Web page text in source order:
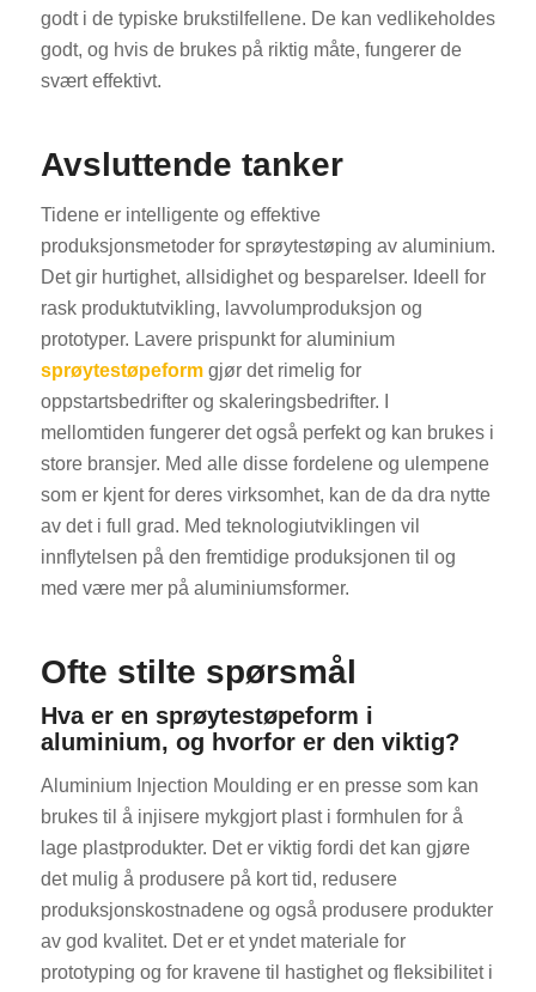
godt i de typiske brukstilfellene. De kan vedlikeholdes
godt, og hvis de brukes på riktig måte, fungerer de
svært effektivt.
Avsluttende tanker
Tidene er intelligente og effektive
produksjonsmetoder for sprøytestøping av aluminium.
Det gir hurtighet, allsidighet og besparelser. Ideell for
rask produktutvikling, lavvolumproduksjon og
prototyper. Lavere prispunkt for aluminium
sprøytestøpeformgjør det rimelig for
oppstartsbedrifter og skaleringsbedrifter. I
mellomtiden fungerer det også perfekt og kan brukes i
store bransjer. Med alle disse fordelene og ulempene
som er kjent for deres virksomhet, kan de da dra nytte
av det i full grad. Med teknologiutviklingen vil
innflytelsen på den fremtidige produksjonen til og
med være mer på aluminiumsformer.
Ofte stilte spørsmål
Hva er en sprøytestøpeform i
aluminium, og hvorfor er den viktig?
Aluminium Injection Moulding er en presse som kan
brukes til å injisere mykgjort plast i formhulen for å
lage plastprodukter. Det er viktig fordi det kan gjøre
det mulig å produsere på kort tid, redusere
produksjonskostnadene og også produsere produkter
av god kvalitet. Det er et yndet materiale for
prototyping og for kravene til hastighet og fleksibilitet i